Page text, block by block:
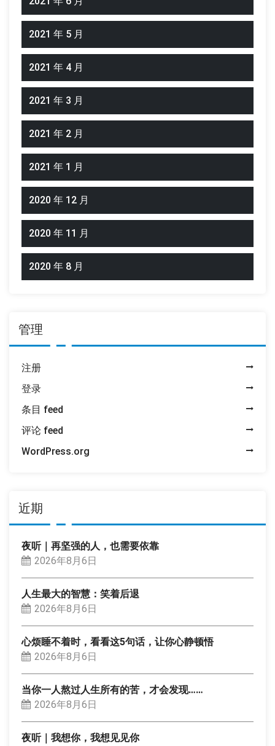
2021 年 5 月
2021 年 4 月
2021 年 3 月
2021 年 2 月
2021 年 1 月
2020 年 12 月
2020 年 11 月
2020 年 8 月
管理
注册
登录
条目 feed
评论 feed
WordPress.org
近期
夜听｜再坚强的人，也需要依靠
2026年8月6日
人生最大的智慧：笑着后退
2026年8月6日
心烦睡不着时，看看这5句话，让你心静顿悟
2026年8月6日
当你一人熬过人生所有的苦，才会发现……
2026年8月6日
夜听｜我想你，我想见见你